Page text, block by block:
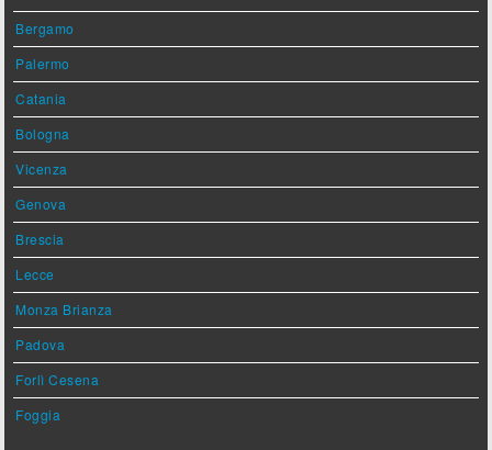
Bergamo
Palermo
Catania
Bologna
Vicenza
Genova
Brescia
Lecce
Monza Brianza
Padova
Forlì Cesena
Foggia